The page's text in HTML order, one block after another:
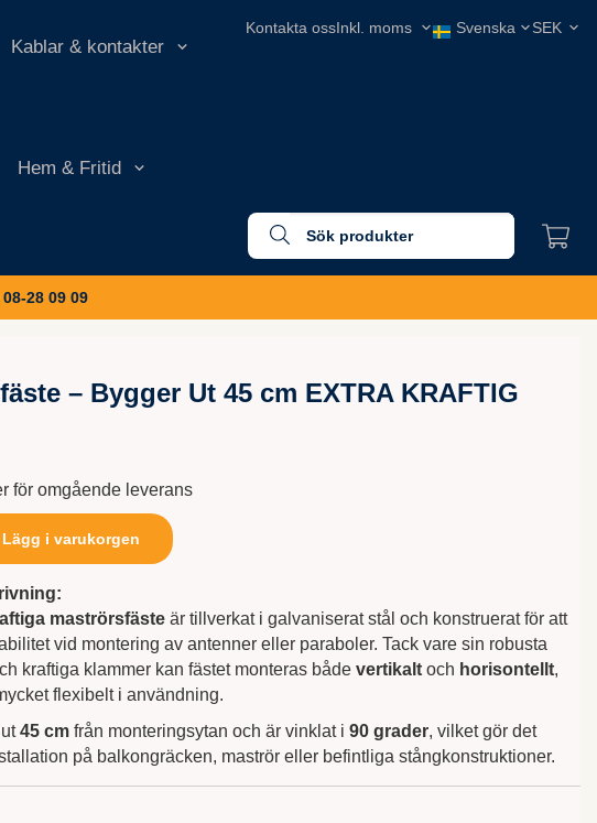
Kablar & kontakter
Hem & Fritid
Kontakta oss
28 09 09
– Bygger Ut 45 cm EXTRA KRAFTIG
för omgående leverans
Lägg i varukorgen
maströrsfästeär tillverkat i galvaniserat stål och konstruerat för att
vid montering av antenner eller paraboler. Tack vare sin robusta
kraftiga klammer kan fästet monteras både vertikaltoch horisontellt,
flexibelt i användning.
45 cmfrån monteringsytan och är vinklat i 90 grader, vilket gör det
på balkongräcken, maströr eller befintliga stångkonstruktioner.